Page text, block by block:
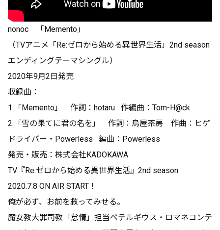
nonoc 「Memento」
（TVアニメ「Re:ゼロから始める異世界生活」2nd season
エンディングテーマシングル）
2020年9月2日発売
収録曲：
1.「Memento」 作詞：hotaru 作編曲：Tom-H@ck
2.「雪の果てに君の名を」 作詞：烏屋茶房 作曲：ヒゲ
ドライバー・Powerless 編曲：Powerless
発売・販売：株式会社KADOKAWA
TV『Re:ゼロから始める異世界生活』2nd season
2020.7.8 ON AIR START！
俺が必ず、お前を救ってみせる。
魔女教大罪司教「怠惰」担当ペテルギウス・ロマネコンテ